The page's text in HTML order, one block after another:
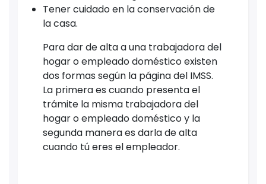
Tener cuidado en la conservación de
la casa.
Para dar de alta a una trabajadora del
hogar o empleado doméstico existen
dos formas según la página del IMSS.
La primera es cuando presenta el
trámite la misma trabajadora del
hogar o empleado doméstico y la
segunda manera es darla de alta
cuando tú eres el empleador.